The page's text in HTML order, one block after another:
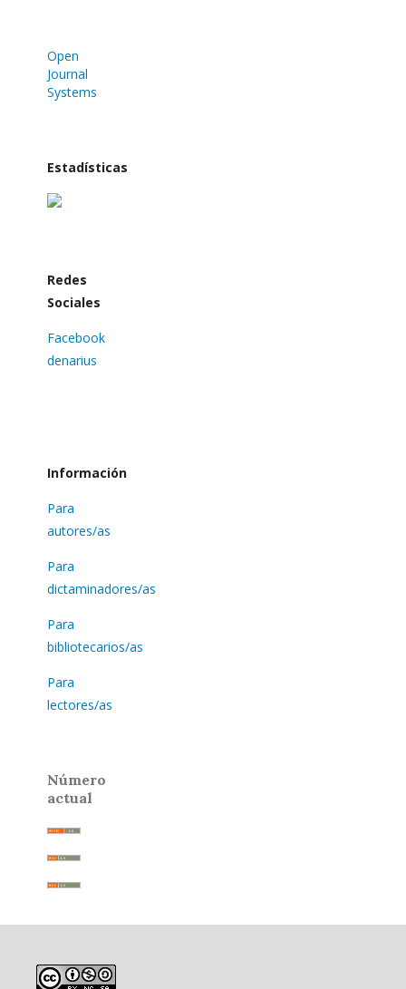
Open
Journal
Systems
Estadísticas
Redes
Sociales
Facebook
denarius
Información
Para
autores/as
Para
dictaminadores/as
Para
bibliotecarios/as
Para
lectores/as
Número
actual